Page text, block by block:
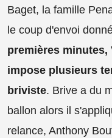
Baget, la famille
le coup d'envoi
premières minutes,
impose plusieurs
briviste. Brive a du
ballon alors il
relance, Anthony